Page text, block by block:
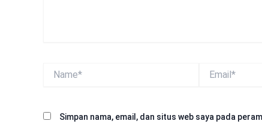
Simpan nama, email, dan situs web saya pada